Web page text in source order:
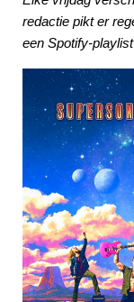
redactie pikt er
een Spotify-